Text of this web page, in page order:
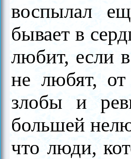
воспылал
бывает в
любит, если
не любят, от
злобы и
большей
что люди,